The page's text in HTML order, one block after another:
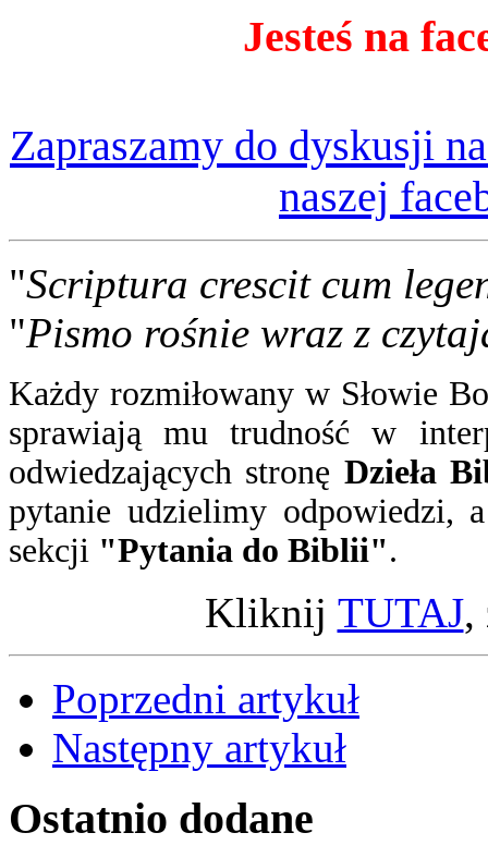
Jesteś na
Zapraszamy do dyskusji
naszej
"Scriptura crescit cum
"Pismo rośnie wraz z
Każdy rozmiłowany w Słowie
sprawiają mu trudność w
odwiedzających stronę Dzieła
pytanie udzielimy odpowiedzi,
sekcji "Pytania do Biblii".
Kliknij TUTAJ,
Poprzedni artykuł
Następny artykuł
Ostatnio dodane